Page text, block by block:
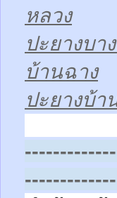
หลวง
ปะยางบา
บ้านฉาง
ปะยางบ้